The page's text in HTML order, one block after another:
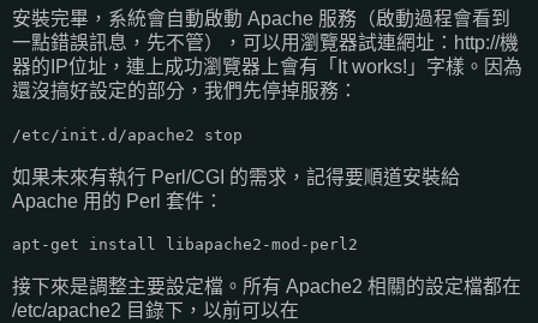
安裝完畢，系統會自動啟動 Apache 服務（啟動過程會看到
一點錯誤訊息，先不管），可以用瀏覽器試連網址：http://機
器的IP位址，連上成功瀏覽器上會有「It works!」字樣。因為
還沒搞好設定的部分，我們先停掉服務：
/etc/init.d/apache2 stop
如果未來有執行 Perl/CGI 的需求，記得要順道安裝給
Apache 用的 Perl 套件：
apt-get install libapache2-mod-perl2
接下來是調整主要設定檔。所有 Apache2 相關的設定檔都在
/etc/apache2 目錄下，以前可以在